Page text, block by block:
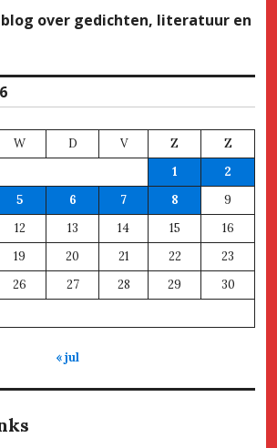
blog over gedichten, literatuur en
W D V Z
Z
1
2
5 6 7 8
9
12 13 14 15
16
19 20 21 22
23
26 27 28 29
30
« jul